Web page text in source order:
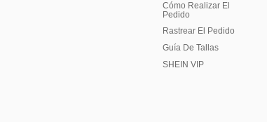
Cómo Realizar El
Pedido
Rastrear El Pedido
Guía De Tallas
SHEIN VIP